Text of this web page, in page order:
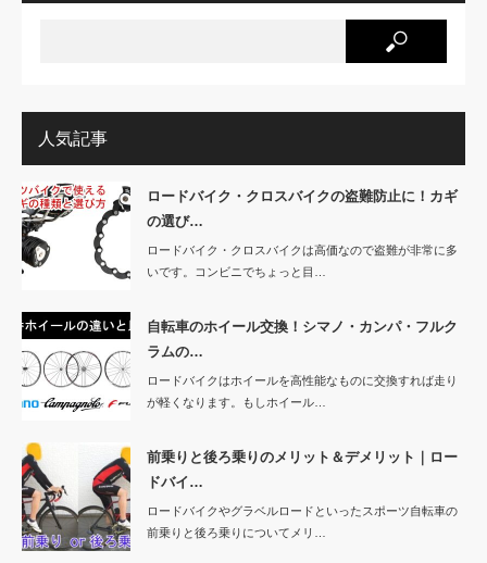
人気記事
ロードバイク・クロスバイクの盗難防止に！カギ
の選び…
ロードバイク・クロスバイクは高価なので盗難が非常に多
いです。コンビニでちょっと目…
自転車のホイール交換！シマノ・カンパ・フルク
ラムの…
ロードバイクはホイールを高性能なものに交換すれば走り
が軽くなります。もしホイール…
前乗りと後ろ乗りのメリット＆デメリット｜ロー
ドバイ…
ロードバイクやグラベルロードといったスポーツ自転車の
前乗りと後ろ乗りについてメリ…